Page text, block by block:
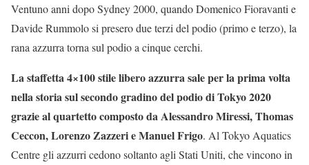
Ventuno anni dopo Sydney 2000, quando Domenico Fioravanti e
Davide Rummolo si presero due terzi del podio (primo e terzo), la
rana azzurra torna sul podio a cinque cerchi.
La staffetta 4×100 stile libero azzurra sale per la prima volta
nella storia sul secondo gradino del podio di Tokyo 2020
grazie al quartetto composto da Alessandro Miressi, Thomas
Ceccon, Lorenzo Zazzeri e Manuel Frigo. Al Tokyo Aquatics
Centre gli azzurri cedono soltanto agli Stati Uniti, che vincono in